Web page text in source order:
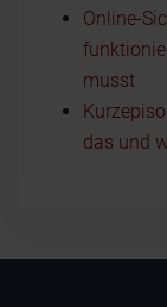
Online-
musst
das und